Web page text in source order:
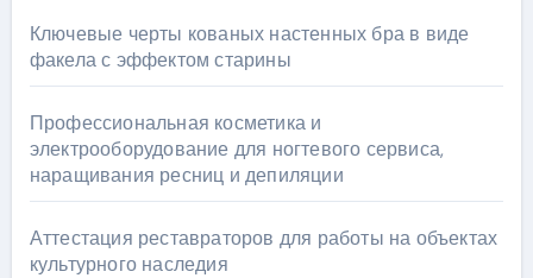
Ключевые черты кованых настенных бра в виде
факела с эффектом старины
Профессиональная косметика и
электрооборудование для ногтевого сервиса,
наращивания ресниц и депиляции
Аттестация реставраторов для работы на объектах
культурного наследия